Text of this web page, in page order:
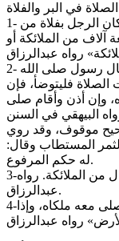
1- عن عبد الله بن عمر رضي الله عنه قال: «إذا كان الرجل بفلاة من
آلاف من الملائكة أو
2- عن سلمان الفارسي رضي الله عنه قال: قال رسول صلى الله
فليتوضأ، فإن
وإن أذن وأقام صلى
البيهقي في السنن
موقوف، وقد روي
المستطاب وقال:
له حكم المرفوع.
3-قال ابن المسيب: صلى وراءه أمثال الجبال من الملائكة. رواه
عبدالرزاق.
4-عن مكحول قال: «إذا أقام الرجل لنفسه صلى معه ملكاه، وإذا